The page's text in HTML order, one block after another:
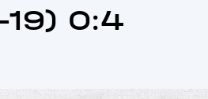
19) 0:4